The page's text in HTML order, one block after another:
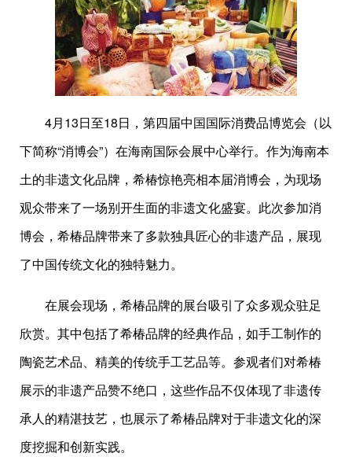
4月13日至18日，第四届中国国际消费品博览会（以
下简称“消博会”）在海南国际会展中心举行。作为海南本
土的非遗文化品牌，希椿惊艳亮相本届消博会，为现场
观众带来了一场别开生面的非遗文化盛宴。此次参加消
博会，希椿品牌带来了多款独具匠心的非遗产品，展现
了中国传统文化的独特魅力。
在展会现场，希椿品牌的展台吸引了众多观众驻足
欣赏。其中包括了希椿品牌的经典作品，如手工制作的
陶瓷艺术品、精美的传统手工艺品等。参观者们对希椿
展示的非遗产品赞不绝口，这些作品不仅体现了非遗传
承人的精湛技艺，也展示了希椿品牌对于非遗文化的深
度挖掘和创新实践。